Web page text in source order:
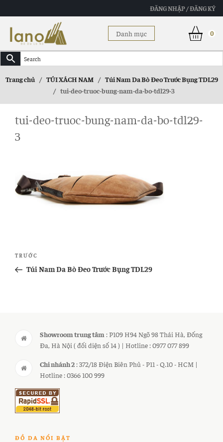
ĐĂNG NHẬP / ĐĂNG KÝ
Danh mục 0
Trang chủ / TÚI XÁCH NAM / Túi Nam Da Bò Đeo Trước Bụng TDL29
/ tui-deo-truoc-bung-nam-da-bo-tdl29-3
tui-deo-truoc-bung-nam-da-bo-tdl29-
3
Điều
hướng
Bài
cũ
TRƯỚC
Túi Nam Da Bò Đeo Trước Bụng TDL29
Showroom trung tâm : P109 H94 Ngõ 98 Thái Hà, Đống
Đa, Hà Nội ( đối diện số 14 ) | Hotline : 0977 077 899
Chi nhánh 2 : 372/18 Điện Biên Phủ - P11 - Q.10 - HCM |
Hotline : 0366 100 999
ĐỒ DA NỔI BẬT